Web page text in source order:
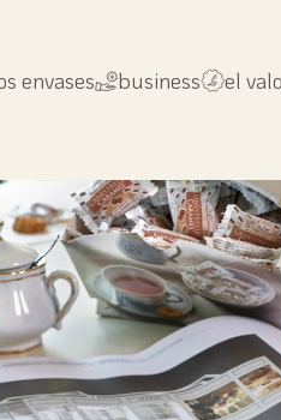
envases business el